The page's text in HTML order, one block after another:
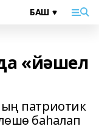
«йәшел
патриотик
баһалап